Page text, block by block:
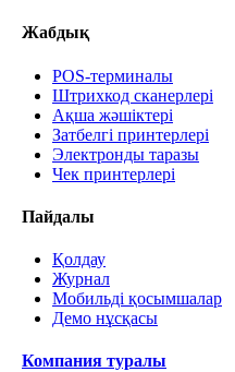
Жабдық
POS-терминалы
Штрихкод сканерлері
Ақша жәшіктері
Затбелгі принтерлері
Электронды таразы
Чек принтерлері
Пайдалы
Қолдау
Журнал
Мобильді қосымшалар
Демо нұсқасы
Компания туралы